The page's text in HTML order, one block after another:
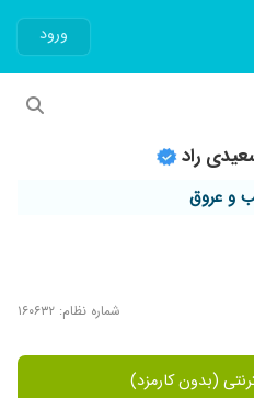
ورود
راد
و عروق
شماره نظام: ۱۶۰۶۳۲
(بدون کارمزد)